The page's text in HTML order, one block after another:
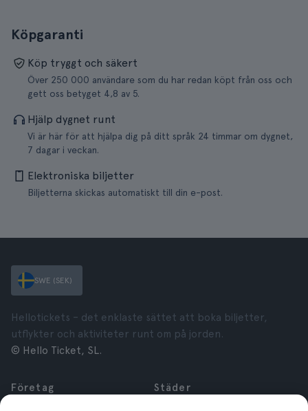
Köpgaranti
Köp tryggt och säkert
Över 250 000 användare som du har redan köpt från oss och
gett oss betyget 4,8 av 5.
Hjälp dygnet runt
Vi är här för att hjälpa dig på ditt språk 24 timmar om dygnet,
7 dagar i veckan.
Elektroniska biljetter
Biljetterna skickas automatiskt till din e-post.
SWE (SEK)
Hellotickets – det enklaste sättet att boka biljetter,
utflykter och aktiviteter runt om på jorden.
© Hello Ticket, SL.
Företag
Städer